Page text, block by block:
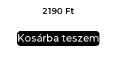
2190 Ft
Kosárba teszem